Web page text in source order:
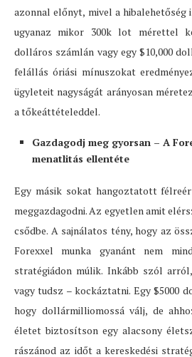
azonnal előnyt, mivel a hibalehetőség
ugyanaz mikor 300k lot mérettel
dolláros számlán vagy egy $10,000
felállás óriási mínuszokat
ügyleteit nagyságát arányosan
a tőkeáttételeddel.
Gazdagodj meg gyorsan – A
menatlitás ellentéte
Egy másik sokat hangoztatott
meggazdagodni. Az egyetlen amit
csődbe. A sajnálatos tény, hogy az
Forexxel munka gyanánt nem
stratégiádon múlik. Inkább szól
vagy tudsz – kockáztatni. Egy $5000
hogy dollármilliomossá válj, de
életet biztosítson egy alacsony
rászánod az időt a kereskedési